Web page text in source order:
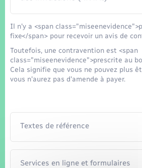
Il n'y a <span
fixe</span> pour recevoir un avis de
Toutefois, une contravention est <span
class="miseenevidence">prescrite au
Cela signifie que vous ne pouvez plus
vous n'aurez pas d'amende à payer.
Textes de référence
Services en ligne et formulaires